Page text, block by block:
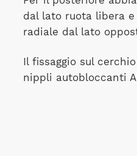
dal lato ruota libera
radiale dal lato
Il fissaggio sul
nippli autobloccanti